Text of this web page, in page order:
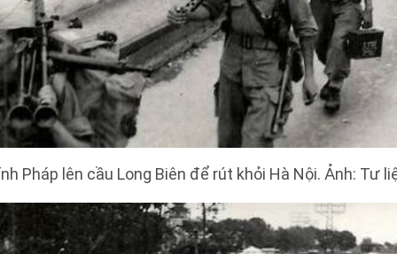
Pháp lên cầu Long Biên để rút khỏi Hà Nội. Ảnh: Tư